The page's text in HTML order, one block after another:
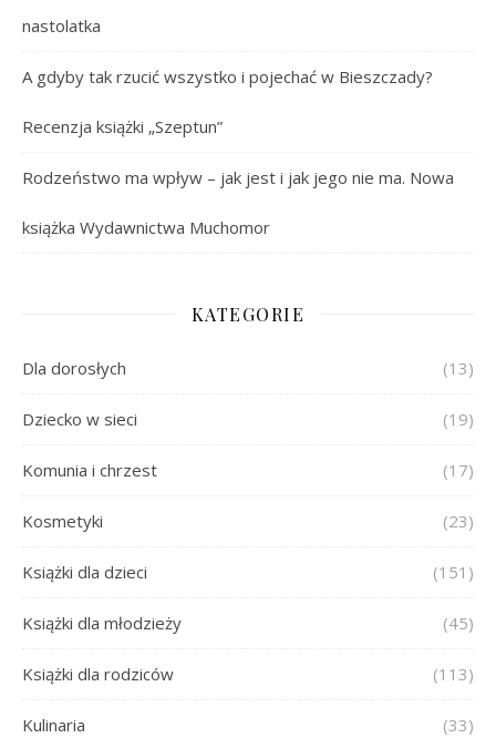
nastolatka
A gdyby tak rzucić wszystko i pojechać w Bieszczady?
Recenzja książki „Szeptun”
Rodzeństwo ma wpływ – jak jest i jak jego nie ma. Nowa
książka Wydawnictwa Muchomor
KATEGORIE
Dla dorosłych (13)
Dziecko w sieci (19)
Komunia i chrzest (17)
Kosmetyki (23)
Książki dla dzieci (151)
Książki dla młodzieży (45)
Książki dla rodziców (113)
Kulinaria (33)